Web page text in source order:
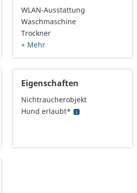
WLAN-Ausstattung
Waschmaschine
Trockner
+ Mehr
Eigenschaften
Nichtraucherobjekt
Hund erlaubt*